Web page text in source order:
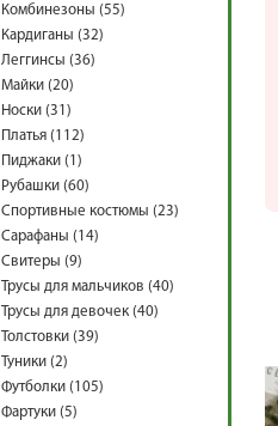
Комбинезоны (55)
Кардиганы (32)
Леггинсы (36)
Майки (20)
Носки (31)
Платья (112)
Пиджаки (1)
Рубашки (60)
Спортивные костюмы (23)
Сарафаны (14)
Свитеры (9)
Трусы для мальчиков (40)
Трусы для девочек (40)
Толстовки (39)
Туники (2)
Футболки (105)
Фартуки (5)